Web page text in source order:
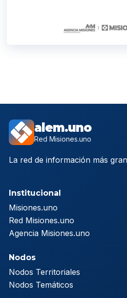
alem.uno
Red Misiones.uno
La red de información más
Institucional
Misiones.uno
Red Misiones.uno
Agencia Misiones.uno
Nodos
Nodos Territoriales
Nodos Temáticos